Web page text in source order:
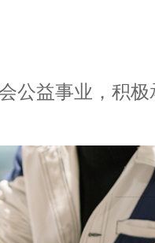
公益事业，积极